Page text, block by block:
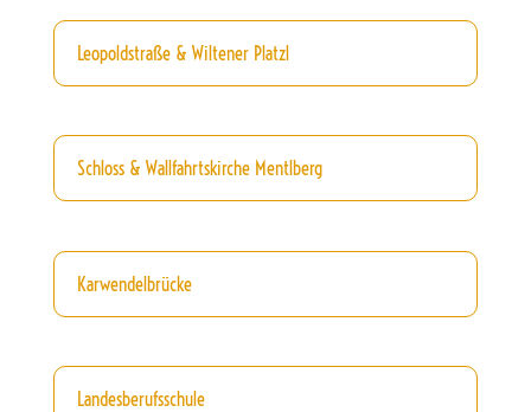
Leopoldstraße & Wiltener Platzl
Schloss & Wallfahrtskirche Mentlberg
Karwendelbrücke
Landesberufsschule